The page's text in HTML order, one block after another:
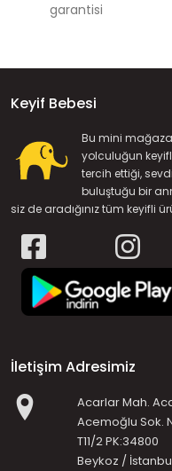
garantisi
Keyif Bebesi
Bu mini
yolculuğun
tercih ettiği,
buluştuğu bir
siz de aradığınız tüm keyifli
İletişim Adresimiz
Acarlar Mah.
Acemoğlu Sok.
T11/2 PK:34800
Beykoz /